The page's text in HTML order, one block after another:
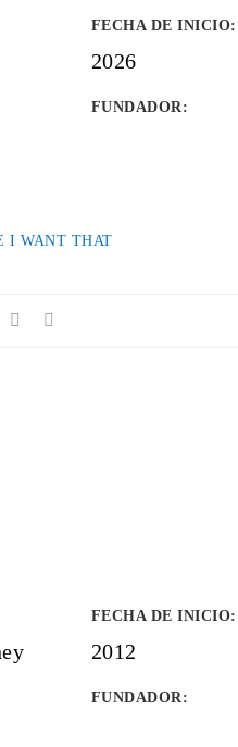
FECHA DE INICIO:
2026
FUNDADOR:
I WANT THAT
FECHA DE INICIO:
2012
FUNDADOR: